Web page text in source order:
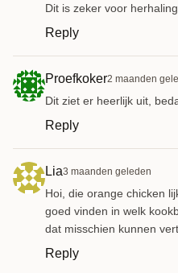
Dit is zeker voor
Reply
Proefkoker2 maanden
Dit ziet er heerlijk uit,
Reply
Lia3 maanden geleden
Hoi, die orange chicken
goed vinden in welk
dat misschien kunnen
Reply